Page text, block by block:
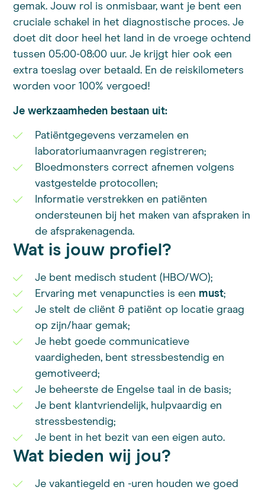
gemak. Jouw rol is onmisbaar, want je bent een
cruciale schakel in het diagnostische proces. Je
doet dit door heel het land in de vroege ochtend
tussen 05:00-08:00 uur. Je krijgt hier ook een
extra toeslag over betaald. En de reiskilometers
worden voor 100% vergoed!
Je werkzaamheden bestaan uit:
Patiëntgegevens verzamelen en
laboratoriumaanvragen registreren;
Bloedmonsters correct afnemen volgens
vastgestelde protocollen;
Informatie verstrekken en patiënten
ondersteunen bij het maken van afspraken in
de afsprakenagenda.
Wat is jouw profiel?
Je bent medisch student (HBO/WO);
Ervaring met venapuncties is een must;
Je stelt de cliënt & patiënt op locatie graag
op zijn/haar gemak;
Je hebt goede communicatieve
vaardigheden, bent stressbestendig en
gemotiveerd;
Je beheerste de Engelse taal in de basis;
Je bent klantvriendelijk, hulpvaardig en
stressbestendig;
Je bent in het bezit van een eigen auto.
Wat bieden wij jou?
Je vakantiegeld en -uren houden we goed